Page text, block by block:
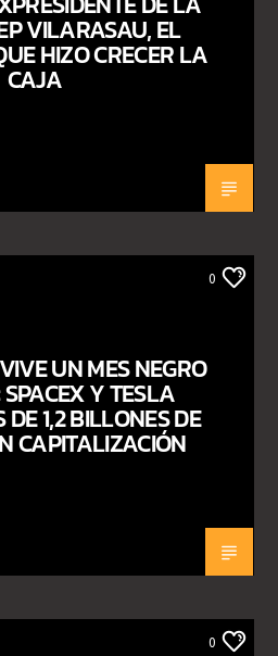
VILARASAU, EL
HIZO CRECER LA
CAJA
0
UN MES NEGRO
Y TESLA
1,2 BILLONES DE
CAPITALIZACIÓN
0